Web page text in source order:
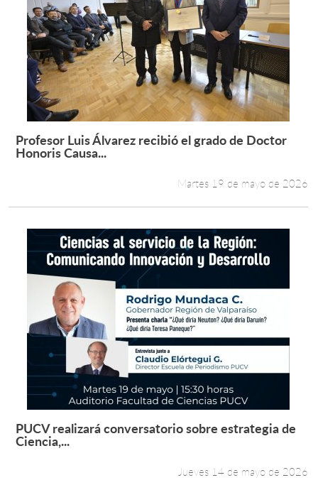
Leer más +
Profesor Luis Álvarez recibió el grado de Doctor
Honoris Causa...
Martes 19 de mayo de 2026
Leer más +
PUCV realizará conversatorio sobre estrategia de
Ciencia,...
Jueves 14 de mayo de 2026